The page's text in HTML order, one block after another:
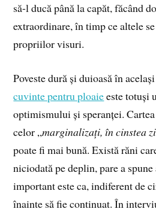
să-l ducă până la capăt, făcând
extraordinare, în timp ce altele
propriilor visuri.
Poveste dură și duioasă în
cuvinte pentru ploaieeste totuși
optimismului și speranței.
celor „marginalizați, în cinstea
poate fi mai bună. Există răni
niciodată pe deplin, pare a spune
important este ca, indiferent de
înainte să fie continuat. În